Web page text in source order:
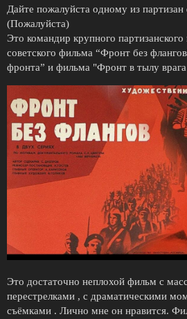
Дайте пожалуйста одному из
(Пожалуйста)
Это командир крупного партизанского
советского фильма “Фронт без
фронта” и фильма "Фронт в тылу
Это достаточно неплохой фильм с
перестрелками , с драматическими
съёмками . Лично мне он нравится.